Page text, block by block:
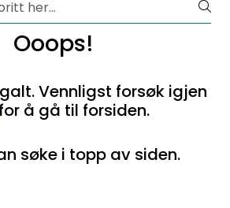
Ooops!
Vennligst forsøk igjen
for å gå til forsiden.
søke i topp av siden.